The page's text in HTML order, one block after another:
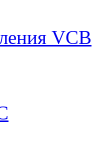
VCB